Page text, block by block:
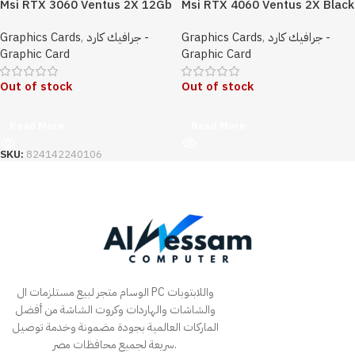
Msi RTX 3060 Ventus 2X 12Gb
Graphics Cards, جرافيك كارد -
Graphic Card
Out of stock
SKU: 824142240106
Msi RTX 4060 Ventus 2X Black
Graphics Cards, جرافيك كارد -
Graphic Card
Out of stock
الوسام متجر لبيع مستلزمات ال PC واللابتوبات
والشاشات والهاردات وكروت الشاشة من أفضل
الماركات العالمية بجودة مضمونة وخدمة توصيل
سريعة لجميع محافظات مصر.